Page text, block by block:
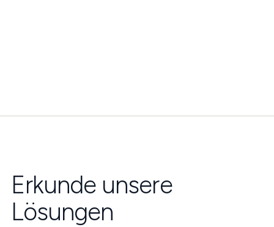
Erkunde unsere
Lösungen